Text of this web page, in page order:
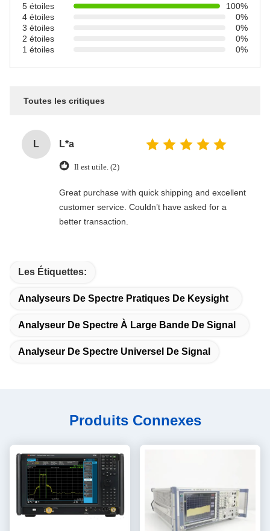
5 étoiles
100%
4 étoiles
0%
3 étoiles
0%
2 étoiles
0%
1 étoiles
0%
Toutes les critiques
L L*a
Il est utile. (2)
Great purchase with quick shipping and excellent
customer service. Couldn’t have asked for a
better transaction.
Les Étiquettes:
Analyseurs De Spectre Pratiques De Keysight
Analyseur De Spectre À Large Bande De Signal
Analyseur De Spectre Universel De Signal
Produits Connexes